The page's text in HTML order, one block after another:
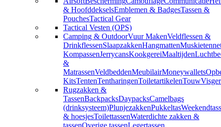
& HoofddekselsEmblemen & BadgesTassen &
PouchesTactical Gear
Tactical Vesten (OPS)
Camping & OutdoorVuur MakenVeldflessen &
DrinkflessenSlaapzakkenHangmatten
KompassenJerrycansKookgereiMaaltijden
&
MatrassenVeldbeddenMeubilairMoneywallets
KitsTentenTentharingenToiletartikelenTouw
Rugzakken &
TassenBackpacksDaypacksCamelbags
(drinksysteem)PlunjezakkenPukkeltas
& hoesjesToilettassenWaterdichte zakken &
tassenOverige tassenLegertassen